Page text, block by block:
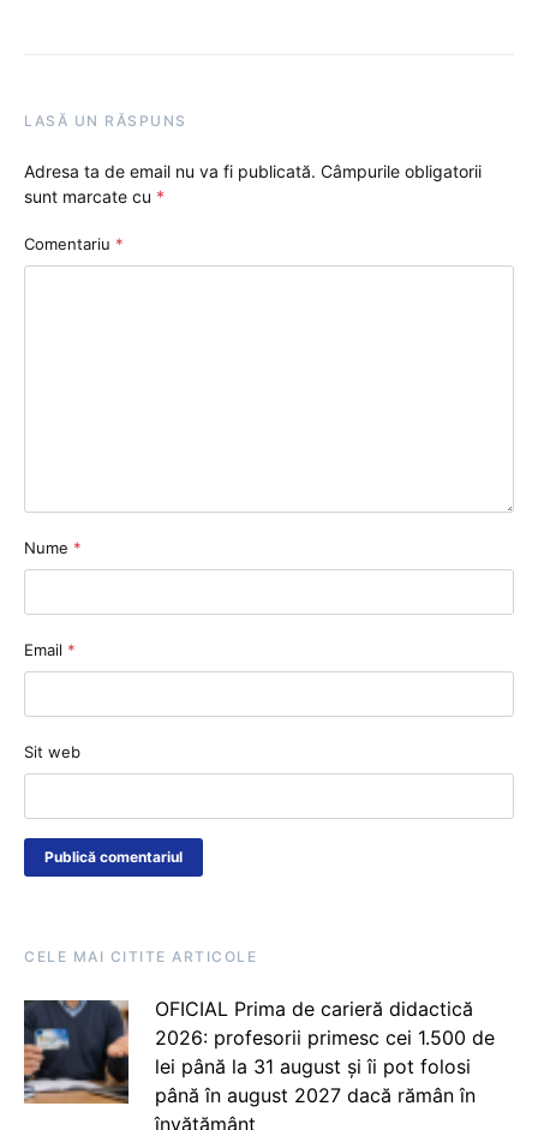
LASĂ UN RĂSPUNS
Adresa ta de email nu va fi publicată. Câmpurile obligatorii
sunt marcate cu *
Comentariu *
Nume *
Email *
Sit web
CELE MAI CITITE ARTICOLE
OFICIAL Prima de carieră didactică
2026: profesorii primesc cei 1.500 de
lei până la 31 august și îi pot folosi
până în august 2027 dacă rămân în
învățământ